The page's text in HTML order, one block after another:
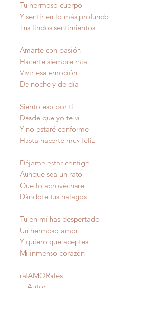
Tu hermoso cuerpo
Y sentir en lo más profundo
Tus lindos sentimientos
Amarte con pasión
Hacerte siempre mía
Vivir esa emoción
De noche y de día
Siento eso por ti
Desde que yo te vi
Y no estaré conforme
Hasta hacerte muy feliz
Déjame estar contigo
Aunque sea un rato
Que lo aprovéchare
Dándote tus halagos
Tú en mí has despertado
Un hermoso amor
Y quiero que aceptes
Mi inmenso corazón
rafAMORales
Autor